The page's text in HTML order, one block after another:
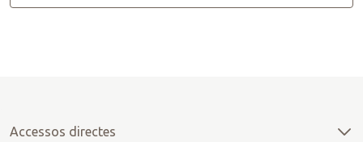
Accessos directes